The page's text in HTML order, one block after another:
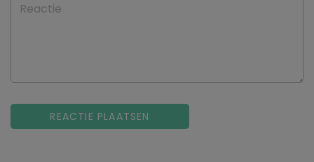
Reactie